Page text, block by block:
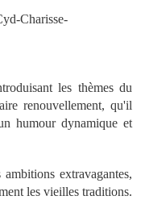
les thèmes du
renouvellement, qu'il
humour dynamique et
extravagantes,
les vieilles traditions.